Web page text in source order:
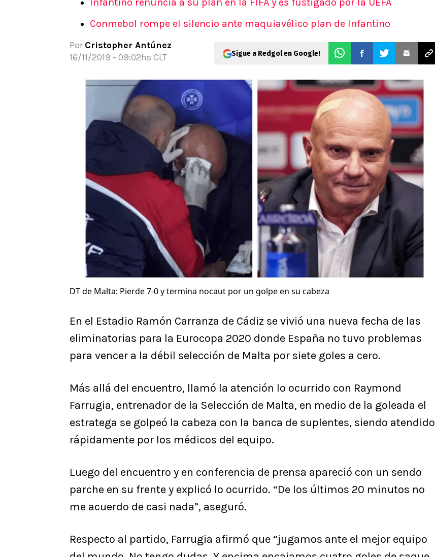
Apuesta del día
Conmebol rompe el silencio ante maquiavélico plan de Infantino
Por Cristopher Antúnez
16/11/2019 - 09:02hs CLT
Sigue a Redgol en Google!
DT de Malta: Pierde 7-0 y termina nocaut por un golpe en su cabeza
En el Estadio Ramón Carranza de Cádiz se vivió una nueva fecha de las
eliminatorias para la Eurocopa 2020 donde España no tuvo problemas
para vencer a la débil selección de Malta por siete goles a cero.
Más allá del encuentro, llamó la atención lo ocurrido con Raymond
Farrugia, entrenador de la Selección de Malta, en medio de la goleada el
estratega se golpeó la cabeza con la banca de suplentes, siendo atendido
rápidamente por los médicos del equipo.
Luego del encuentro y en conferencia de prensa apareció con un sendo
parche en su frente y explicó lo ocurrido. “De los últimos 20 minutos no
me acuerdo de casi nada”, aseguró.
Respecto al partido, Farrugia afirmó que “jugamos ante el mejor equipo